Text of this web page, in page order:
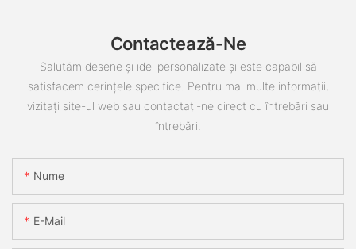
Contactează-Ne
Salutăm desene și idei personalizate și este capabil să
satisfacem cerințele specifice. Pentru mai multe informații,
vizitați site-ul web sau contactați-ne direct cu întrebări sau
întrebări.
Nume
E-Mail